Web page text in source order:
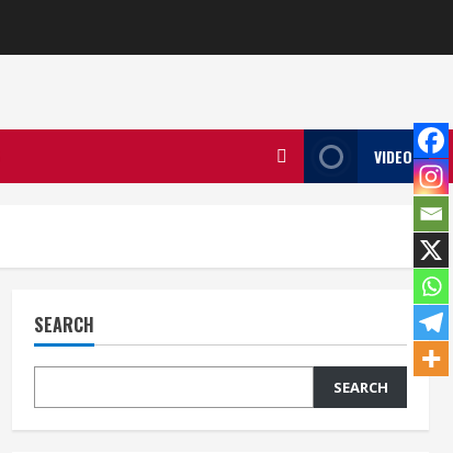
VIDEO
SEARCH
SEARCH